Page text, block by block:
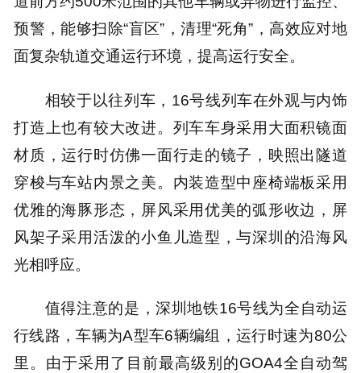
预警，能够扫除“盲区”，清理“死角”，高效应对地
面复杂轨道交通运行环境，提高运行安全。
相较于以往列车，16号线列车在外观与内饰
打造上也有较大改进。列车车身采用大面积镜面
材质，运行时仿佛一面行走的镜子，映照出隧道
穿梭与车站内景之美。内装造型中座椅端板采用
优雅的海豚形态，屏风采用优美的弧形收边，屏
风架子采用活泼的小鱼儿造型，与深圳的沿海风
光相呼应。
值得注意的是，深圳地铁16号线为全自动运
行线路，车辆为A型车6辆编组，运行时速为80公
里。由于采用了目前最高级别的GOA4全自动驾